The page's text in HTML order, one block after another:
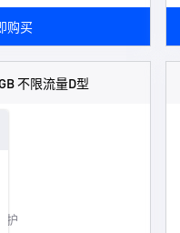
购买
不限流量D型
护